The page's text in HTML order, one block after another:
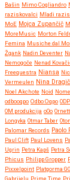
Bašin Mimo Cogliandro
raziskovalci Mladi
MoE Mojca Zupančič
MoreMusic Morton
Femina Musiche dal
Žgank Nadin Deventer
Nemogoče Nenad
Freequestra Niansa
Vermeulen Nina
Noel Akchote Noid
odbooqpo Odbo Oqpo
OM produkcija oOo
Longyka Otmar Taber
Palomar Records Paolo
Paul Clift Paul Lovens
Ugrin Petra Kapš Petra
Phicus Philipp Gropper
Pixxelpoint Platgorma
Gabrijelu Prime Time